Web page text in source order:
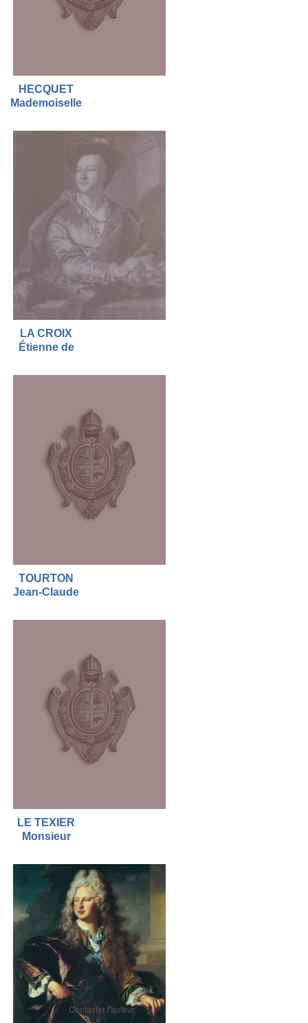
HECQUET
Mademoiselle
LA CROIX
Étienne de
TOURTON
Jean-Claude
LE TEXIER
Monsieur
Contacter l'auteur